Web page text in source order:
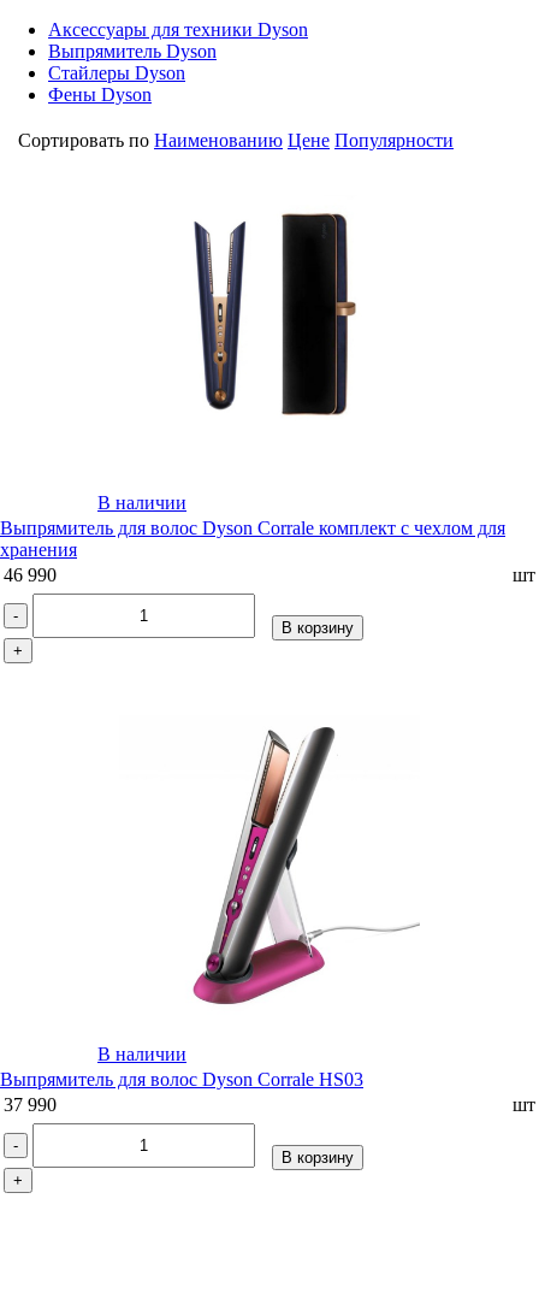
Аксессуары для техники Dyson
Выпрямитель Dyson
Стайлеры Dyson
Фены Dyson
Сортировать по Наименованию Цене Популярности
В наличии
Выпрямитель для волос Dyson Corrale комплект с чехлом для
хранения
46 990
шт
-
+
В корзину
В наличии
Выпрямитель для волос Dyson Corrale HS03
37 990
шт
-
+
В корзину